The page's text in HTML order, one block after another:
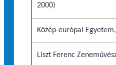
2000)
Közép-európai
Liszt Ferenc